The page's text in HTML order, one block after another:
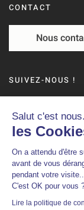
CONTACT
Nous
SUIVEZ-NOUS !
©2026Plus
Mentions
Salut c'est
les
On a attendu d'être
avant de vous
pendant votre visite...
C'est OK pour vous
Lire la politique de